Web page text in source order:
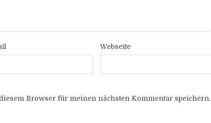
Webseite
Browser für meinen nächsten Kommentar speichern.